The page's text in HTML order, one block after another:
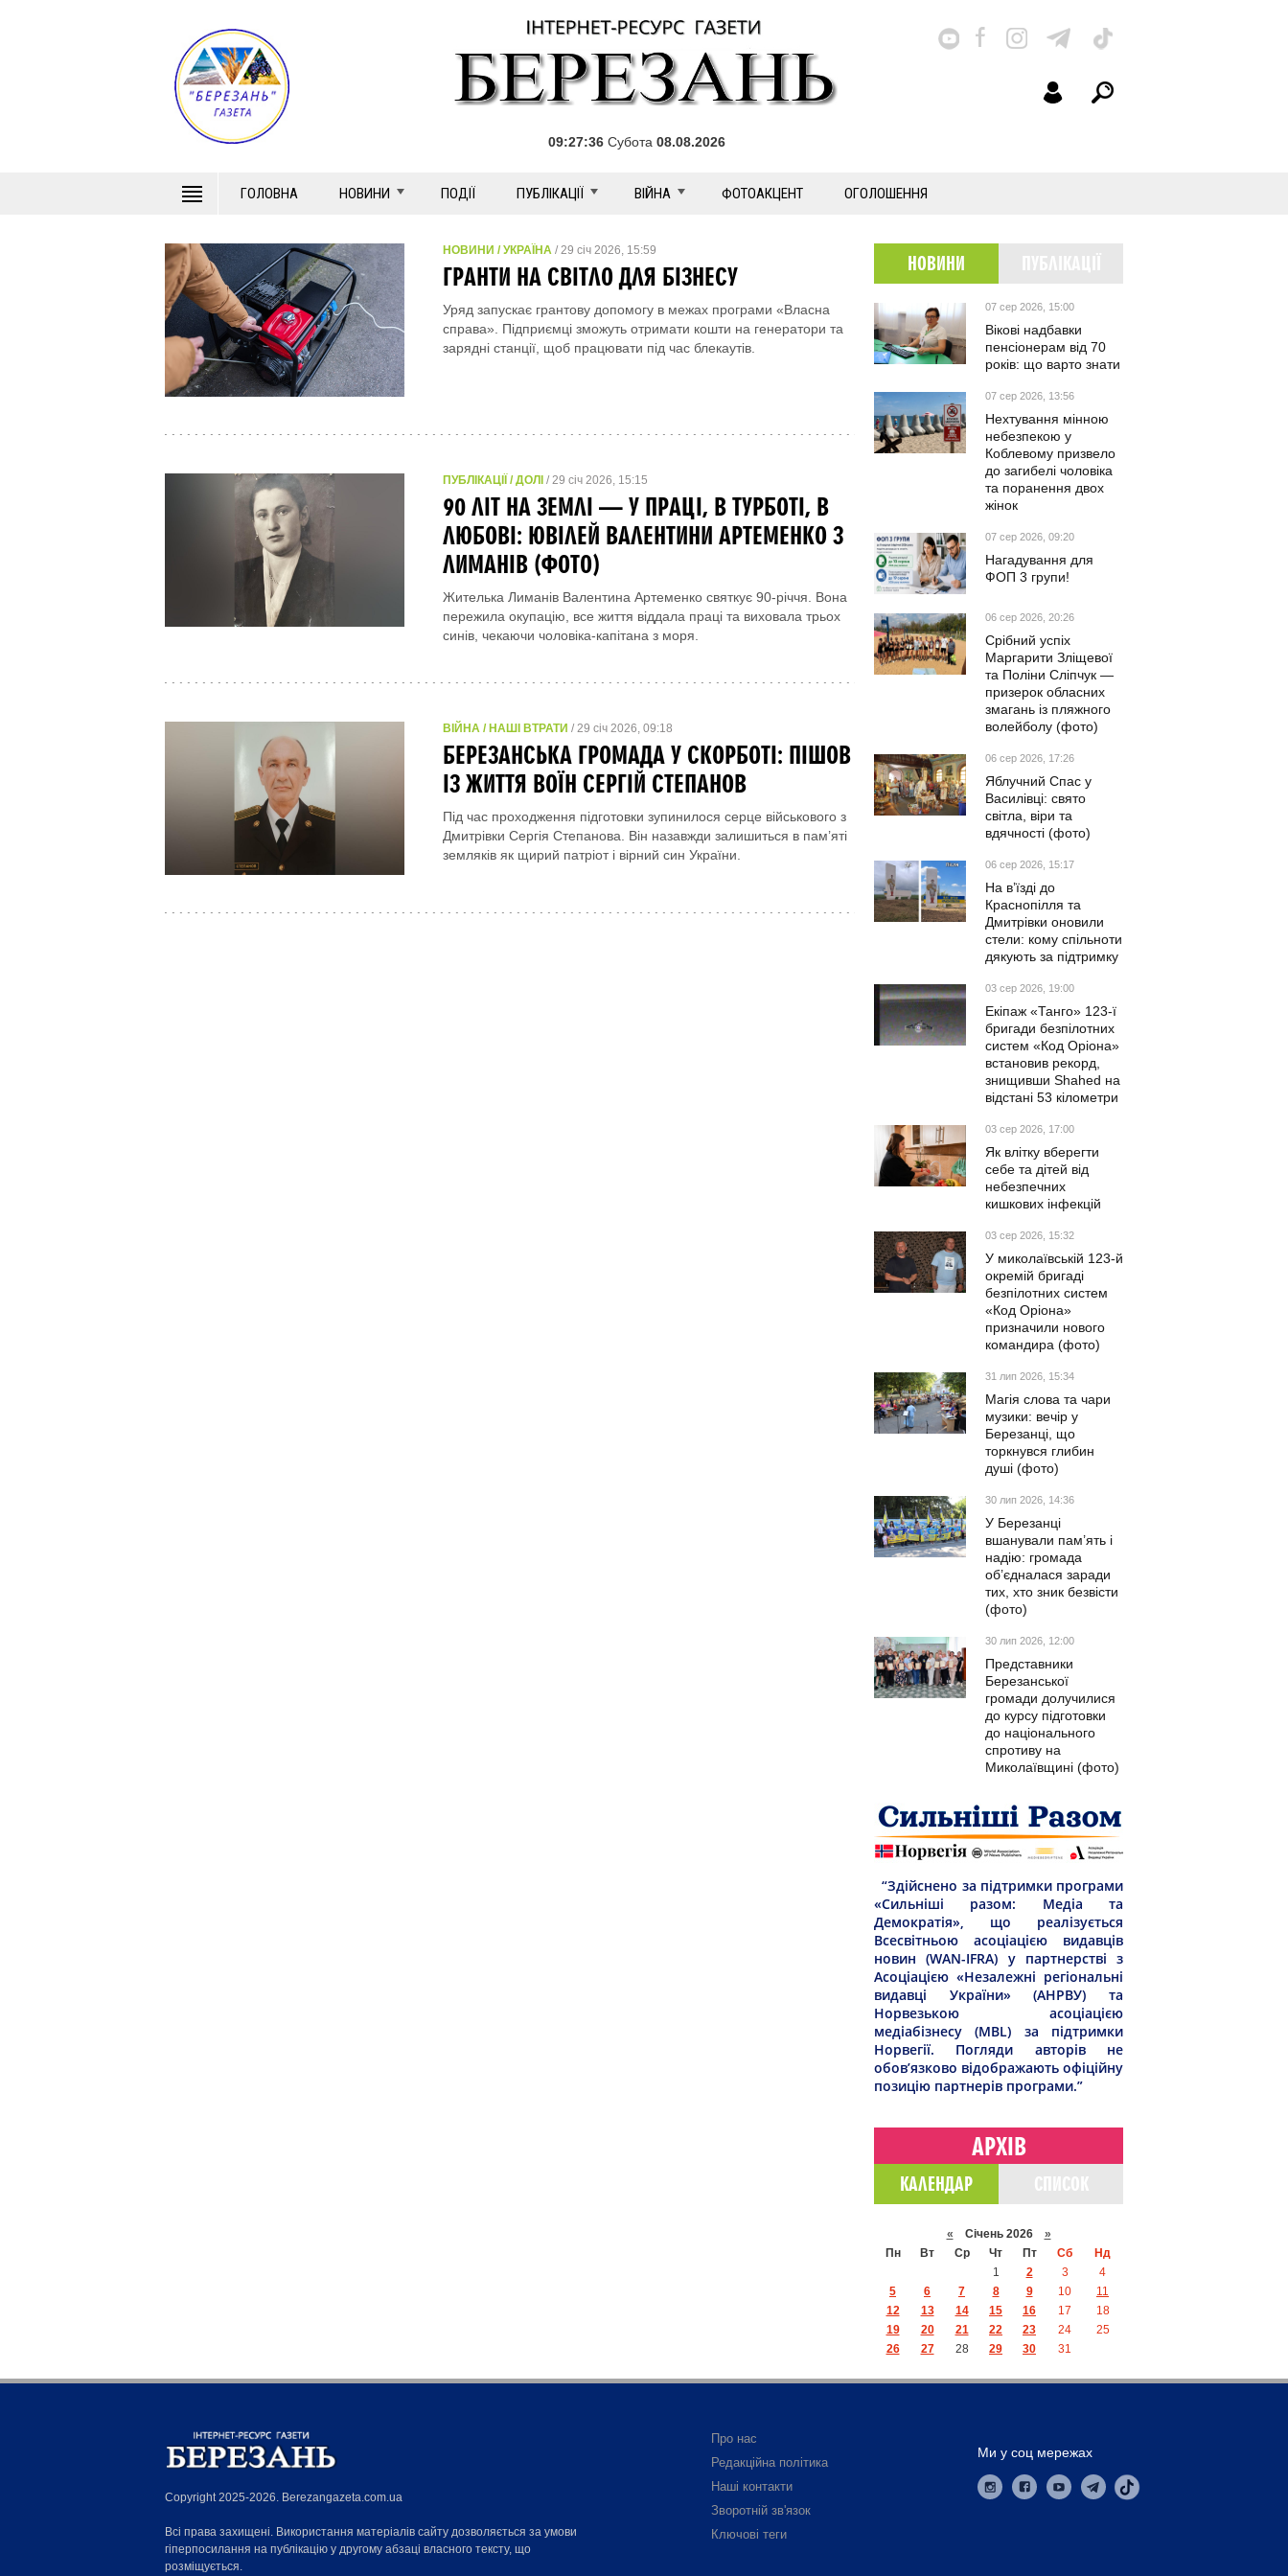
09:27:36 Субота 08.08.2026
ГОЛОВНА НОВИНИ ПОДІЇ ПУБЛІКАЦІЇ ВІЙНА ФОТОАКЦЕНТ ОГОЛОШЕННЯ
НОВИНИ / УКРАЇНА / 29 січ 2026, 15:59
ГРАНТИ НА СВІТЛО ДЛЯ БІЗНЕСУ
Уряд запускає грантову допомогу в межах програми «Власна
справа». Підприємці зможуть отримати кошти на генератори та
зарядні станції, щоб працювати під час блекаутів.
ПУБЛІКАЦІЇ / ДОЛІ / 29 січ 2026, 15:15
90 ЛІТ НА ЗЕМЛІ — У ПРАЦІ, В ТУРБОТІ, В
ЛЮБОВІ: ЮВІЛЕЙ ВАЛЕНТИНИ АРТЕМЕНКО З
ЛИМАНІВ (ФОТО)
Жителька Лиманів Валентина Артеменко святкує 90-річчя. Вона
пережила окупацію, все життя віддала праці та виховала трьох
синів, чекаючи чоловіка-капітана з моря.
ВІЙНА / НАШІ ВТРАТИ / 29 січ 2026, 09:18
БЕРЕЗАНСЬКА ГРОМАДА У СКОРБОТІ: ПІШОВ
ІЗ ЖИТТЯ ВОЇН СЕРГІЙ СТЕПАНОВ
Під час проходження підготовки зупинилося серце військового з
Дмитрівки Сергія Степанова. Він назавжди залишиться в пам’яті
земляків як щирий патріот і вірний син України.
НОВИНИ
07 сер 2026, 15:00
Вікові надбавки
пенсіонерам від 70
років: що варто знати
07 сер 2026, 13:56
Нехтування мінною
небезпекою у
Коблевому призвело
до загибелі чоловіка
та поранення двох
жінок
07 сер 2026, 09:20
Нагадування для
ФОП 3 групи!
06 сер 2026, 20:26
Срібний успіх
Маргарити Зліщевої
та Поліни Сліпчук —
призерок обласних
змагань із пляжного
волейболу (фото)
06 сер 2026, 17:26
Яблучний Спас у
Василівці: свято
світла, віри та
вдячності (фото)
06 сер 2026, 15:17
На в’їзді до
Краснопілля та
Дмитрівки оновили
стели: кому спільноти
дякують за підтримку
03 сер 2026, 19:00
Екіпаж «Танго» 123-ї
бригади безпілотних
систем «Код Оріона»
встановив рекорд,
знищивши Shahed на
відстані 53 кілометри
03 сер 2026, 17:00
Як влітку вберегти
себе та дітей від
небезпечних
кишкових інфекцій
03 сер 2026, 15:32
У миколаївській 123-й
окремій бригаді
безпілотних систем
«Код Оріона»
призначили нового
командира (фото)
31 лип 2026, 15:34
Магія слова та чари
музики: вечір у
Березанці, що
торкнувся глибин
душі (фото)
30 лип 2026, 14:36
У Березанці
вшанували пам’ять і
надію: громада
об’єдналася заради
тих, хто зник безвісти
(фото)
30 лип 2026, 12:00
Представники
Березанської
громади долучилися
до курсу підготовки
до національного
спротиву на
Миколаївщині (фото)
“Здійснено за підтримки програми
«Сильніші разом: Медіа та
Демократія», що реалізується
Всесвітньою асоціацією видавців
новин (WAN-IFRA) у партнерстві з
Асоціацією «Незалежні регіональні
видавці України» (АНРВУ) та
Норвезькою асоціацією
медіабізнесу (MBL) за підтримки
Норвегії. Погляди авторів не
обов’язково відображають офіційну
позицію партнерів програми.”
АРХІВ
КАЛЕНДАР
« Січень 2026 »
Пн
Вт Ср Чт Пт Сб
Нд
1
2 3
4
5
6 7 8 9 10
11
12
13 14 15 16 17
18
19
20 21 22 23 24
25
26
27 28 29 30 31
Copyright 2025-2026. Berezangazeta.com.ua
Всі права захищені. Використання матеріалів сайту дозволяється за умови
гіперпосилання на публікацію у другому абзаці власного тексту, що
розміщується.
Про нас
Редакційна політика
Наші контакти
Зворотній зв'язок
Ключові теги
Ми у соц мережах